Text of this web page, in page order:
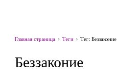
Главная страница Теги Тег: Беззаконие
Беззаконие